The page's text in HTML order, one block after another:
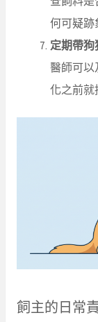
何可疑跡
定期帶狗
醫師可以
化之前就
飼主的日常